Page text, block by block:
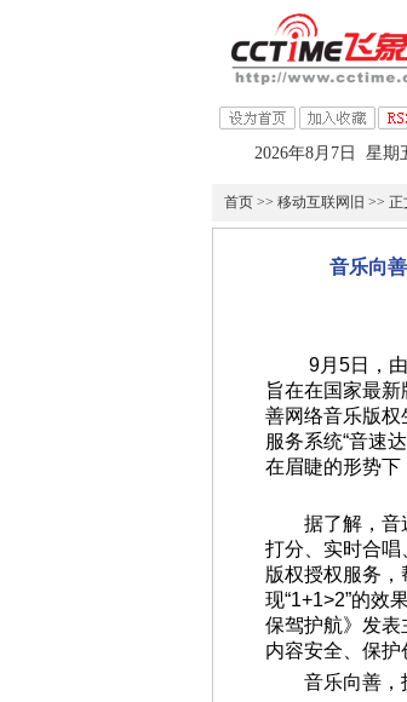
2026年8月7日 星期
首页>> 移动互联网旧 >> 正
音乐向
9月5日，
旨在在国家最
善网络音乐版
服务系统“音速
在眉睫的形势下
据了解，音
打分、实时合
版权授权服务
现“1+1>2”的效
保驾护航》发表
内容安全、保护
音乐向善，